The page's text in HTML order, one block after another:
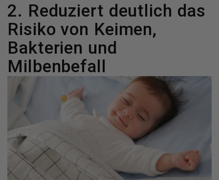
2. Reduziert deutlich das
Risiko von Keimen,
Bakterien und
Milbenbefall